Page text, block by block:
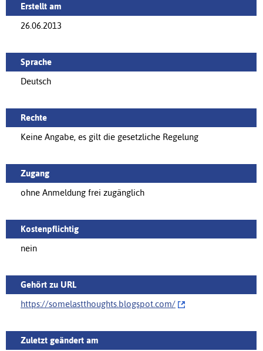
Erstellt am
26.06.2013
Sprache
Deutsch
Rechte
Keine Angabe, es gilt die gesetzliche Regelung
Zugang
ohne Anmeldung frei zugänglich
Kostenpflichtig
nein
Gehört zu URL
https://somelastthoughts.blogspot.com/‌
Zuletzt geändert am